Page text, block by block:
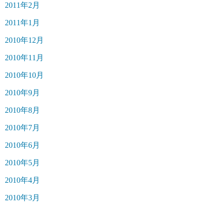
2011年2月
2011年1月
2010年12月
2010年11月
2010年10月
2010年9月
2010年8月
2010年7月
2010年6月
2010年5月
2010年4月
2010年3月